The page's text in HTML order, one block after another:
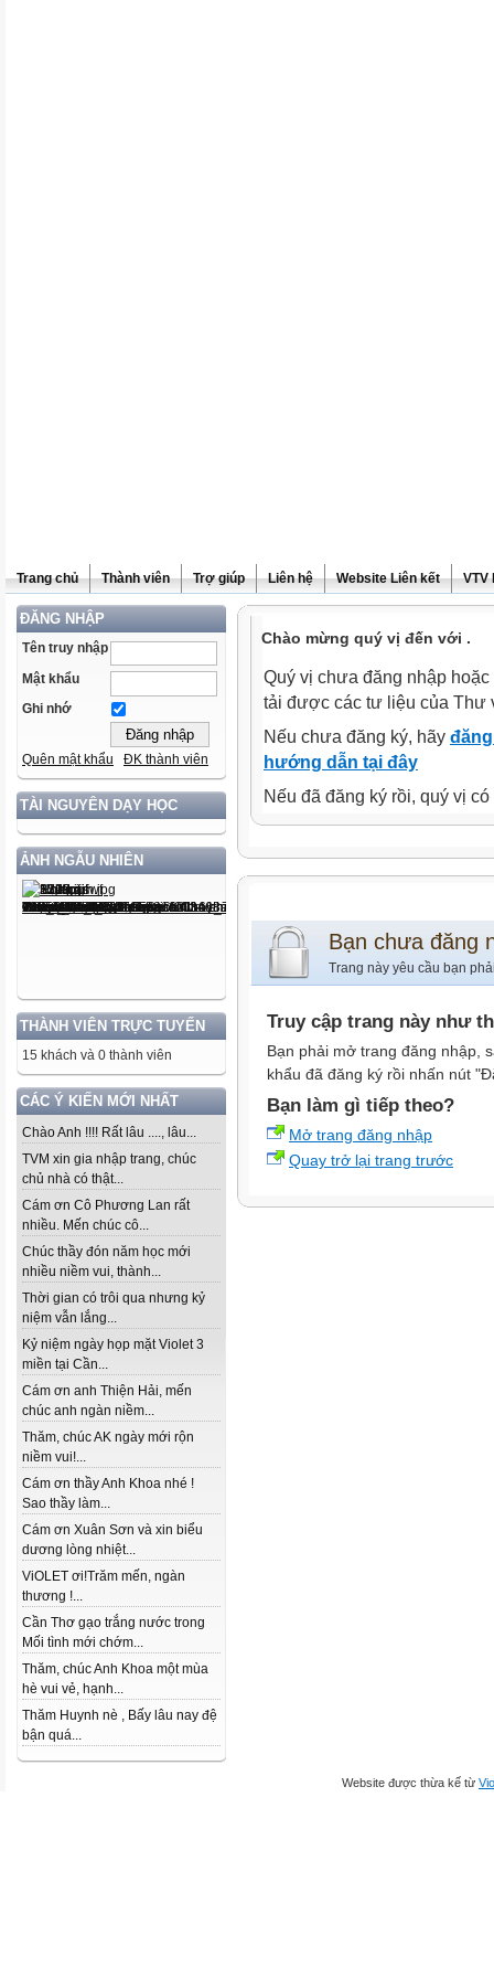
Trang chủ Thành viên Trợ giúp Liên hệ Website Liên kết VTV
ĐĂNG NHẬP
Tên truy nhập
Mật khẩu
Ghi nhớ
Quên mật khẩu ĐK thành viên
TÀI NGUYÊN DẠY HỌC
ẢNH NGẪU NHIÊN
THÀNH VIÊN TRỰC TUYẾN
15 khách và 0 thành viên
CÁC Ý KIẾN MỚI NHẤT
Chào Anh !!!! Rất lâu ...., lâu...
TVM xin gia nhập trang, chúc
chủ nhà có thật...
Cám ơn Cô Phương Lan rất
nhiều. Mến chúc cô...
Chúc thầy đón năm học mới
nhiều niềm vui, thành...
Thời gian có trôi qua nhưng kỷ
niệm vẫn lắng...
Kỷ niệm ngày họp mặt Violet 3
miền tại Cần...
Cám ơn anh Thiện Hải, mến
chúc anh ngàn niềm...
Thăm, chúc AK ngày mới rộn
niềm vui!...
Cám ơn thầy Anh Khoa nhé !
Sao thầy làm...
Cám ơn Xuân Sơn và xin biểu
dương lòng nhiệt...
ViOLET ơi!Trăm mến, ngàn
thương !...
Cần Thơ gạo trắng nước trong
Mối tình mới chớm...
Thăm, chúc Anh Khoa một mùa
hè vui vẻ, hạnh...
Thăm Huynh nè , Bấy lâu nay đệ
bận quá...
Chào mừng quý vị đến với .
Quý vị chưa đăng nhập
tải được các tư liệu của Thư
Nếu chưa đăng ký, hãy
hướng dẫn tại đây
Nếu đã đăng ký rồi, quý vị
Bạn chưa đăng
Trang này yêu cầu bạn
Truy cập trang này như
Bạn phải mở trang đăng nhập,
khẩu đã đăng ký rồi nhấn nút
Bạn làm gì tiếp theo?
Mở trang đăng nhập
Quay trở lại trang trước
Website được thừa kế từ